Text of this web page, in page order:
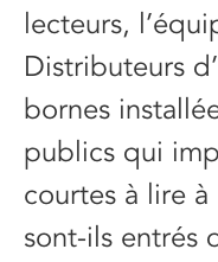
lecteurs,
Distributeurs
bornes
publics qui
courtes à lire
sont-ils entrés